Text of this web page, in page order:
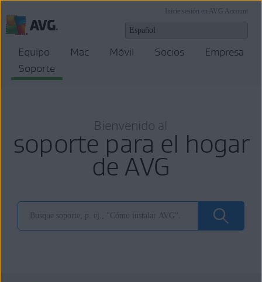
Inicie sesión en AVG Account
Equipo Mac Móvil Socios
Empresa
Soporte
Bienvenido al
soporte para el hogar
de AVG